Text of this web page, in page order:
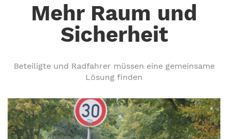
Mehr Raum und
Sicherheit
Beteiligte und Radfahrer müssen eine gemeinsame
Lösung finden